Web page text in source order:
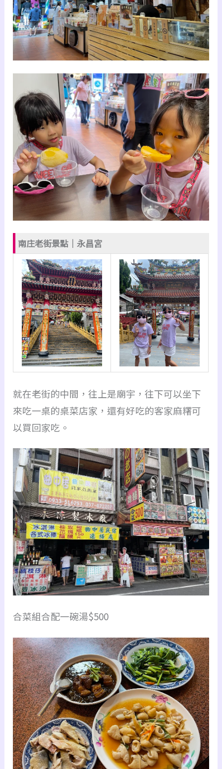
南庄老街景點｜永昌宮
就在老街的中間，往上是廟宇，往下可以坐下
來吃一桌的桌菜店家， 還有好吃的客家麻糬可
以買回家吃。
合菜組合配一碗湯$500